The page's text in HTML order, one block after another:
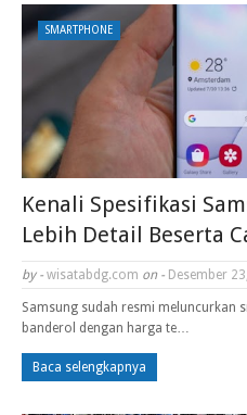
SMARTPHONE
Kenali Spesifikasi
Lebih Detail Beserta
by - wisatabdg.com on - Desember
Samsung sudah resmi meluncurkan
banderol dengan harga te…
Baca selengkapnya